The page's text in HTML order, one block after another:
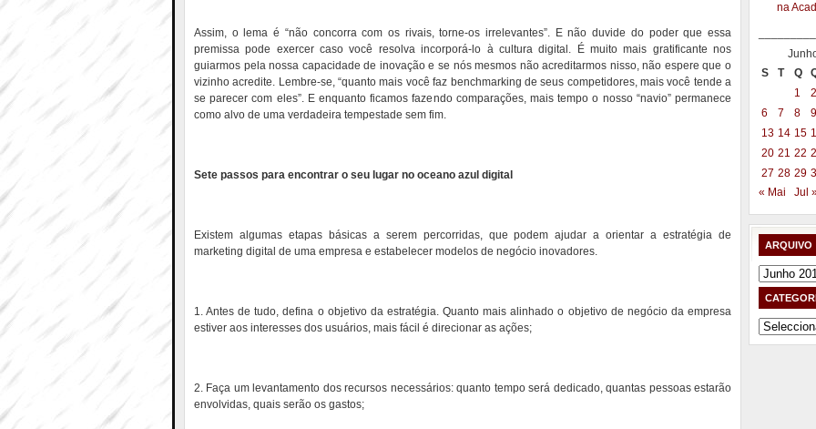
Assim, o lema é “não concorra com os rivais, torne-os irrelevantes”. E não duvide do poder que essa
premissa pode exercer caso você resolva incorporá-lo à cultura digital. É muito mais gratificante nos
guiarmos pela nossa capacidade de inovação e se nós mesmos não acreditarmos nisso, não espere que o
vizinho acredite. Lembre-se, “quanto mais você faz benchmarking de seus competidores, mais você tende a
se parecer com eles”. E enquanto ficamos fazendo comparações, mais tempo o nosso “navio” permanece
como alvo de uma verdadeira tempestade sem fim.
Sete passos para encontrar o seu lugar no oceano azul digital
Existem algumas etapas básicas a serem percorridas, que podem ajudar a orientar a estratégia de
marketing digital de uma empresa e estabelecer modelos de negócio inovadores.
1. Antes de tudo, defina o objetivo da estratégia. Quanto mais alinhado o objetivo de negócio da empresa
estiver aos interesses dos usuários, mais fácil é direcionar as ações;
2. Faça um levantamento dos recursos necessários: quanto tempo será dedicado, quantas pessoas estarão
envolvidas, quais serão os gastos;
na
S
T Q
1
2
6
7 8
9
13 14 15
20 21 22
27 28 29
« Mai
Jul
ARQUIVO
Arquivo
Categorias